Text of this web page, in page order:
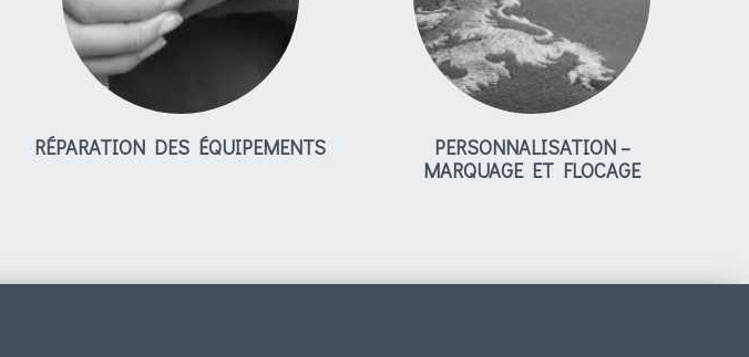
RÉPARATION DES ÉQUIPEMENTS
PERSONNALISATION –
MARQUAGE ET FLOCAGE